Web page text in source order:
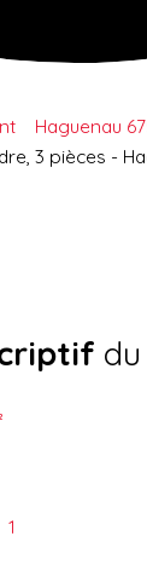
Haguenau
3 pièces -
1